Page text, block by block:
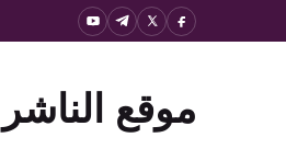
موقع الناشر